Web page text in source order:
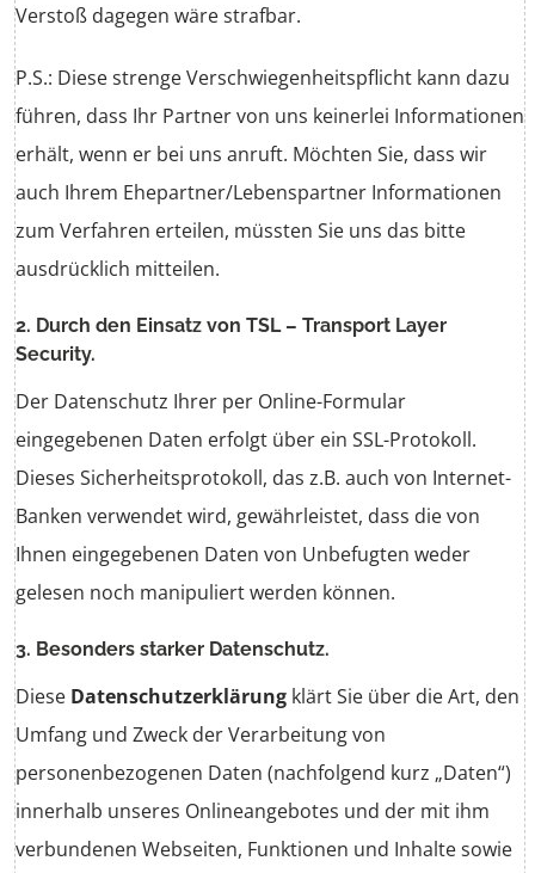
Verstoß dagegen wäre strafbar.
P.S.: Diese strenge Verschwiegenheitspflicht kann dazu
führen, dass Ihr Partner von uns keinerlei Informationen
erhält, wenn er bei uns anruft. Möchten Sie, dass wir
auch Ihrem Ehepartner/Lebenspartner Informationen
zum Verfahren erteilen, müssten Sie uns das bitte
ausdrücklich mitteilen.
2. Durch den Einsatz von TSL – Transport Layer
Security.
Der Datenschutz Ihrer per Online-Formular
eingegebenen Daten erfolgt über ein SSL-Protokoll.
Dieses Sicherheitsprotokoll, das z.B. auch von Internet-
Banken verwendet wird, gewährleistet, dass die von
Ihnen eingegebenen Daten von Unbefugten weder
gelesen noch manipuliert werden können.
3. Besonders starker Datenschutz.
Diese Datenschutzerklärung klärt Sie über die Art, den
Umfang und Zweck der Verarbeitung von
personenbezogenen Daten (nachfolgend kurz „Daten“)
innerhalb unseres Onlineangebotes und der mit ihm
verbundenen Webseiten, Funktionen und Inhalte sowie